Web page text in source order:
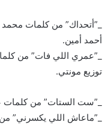
_”أتحداك” من كلمات
أحمد أمين.
_”عمري اللي فات” من
توزيع مونتي.
_”ست الستات” من كلمات
_”ماعاش اللي يكسرني”